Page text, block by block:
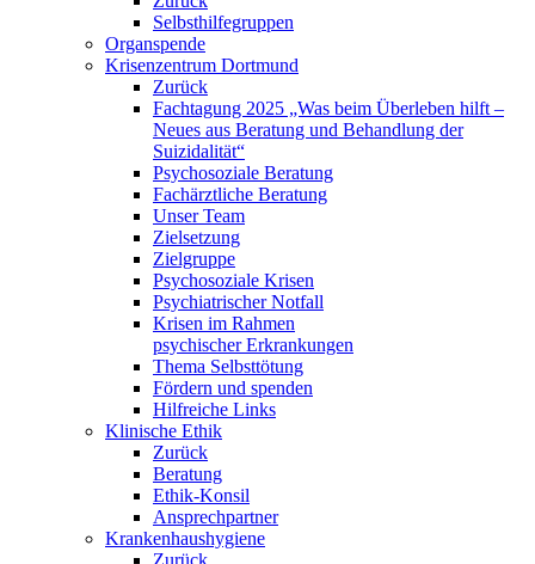
Selbsthilfegruppen
Organspende
Krisenzentrum Dortmund
Zurück
Fachtagung 2025 „Was beim Überleben hilft –
Neues aus Beratung und Behandlung der
Suizidalität“
Psychosoziale Beratung
Fachärztliche Beratung
Unser Team
Zielsetzung
Zielgruppe
Psychosoziale Krisen
Psychiatrischer Notfall
Krisen im Rahmen
psychischer Erkrankungen
Thema Selbsttötung
Fördern und spenden
Hilfreiche Links
Klinische Ethik
Zurück
Beratung
Ethik-Konsil
Ansprechpartner
Krankenhaushygiene
Zurück